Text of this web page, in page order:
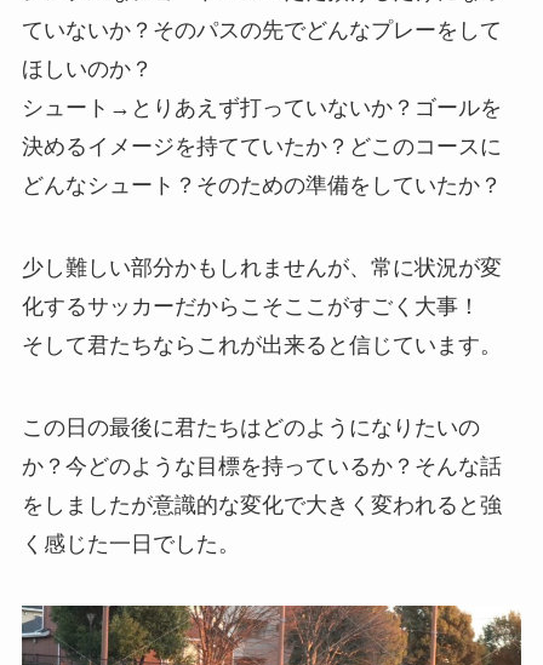
ていないか？そのパスの先でどんなプレーをして
ほしいのか？
シュート→とりあえず打っていないか？ゴールを
決めるイメージを持てていたか？どこのコースに
どんなシュート？そのための準備をしていたか？
少し難しい部分かもしれませんが、常に状況が変
化するサッカーだからこそここがすごく大事！
そして君たちならこれが出来ると信じています。
この日の最後に君たちはどのようになりたいの
か？今どのような目標を持っているか？そんな話
をしましたが意識的な変化で大きく変われると強
く感じた一日でした。